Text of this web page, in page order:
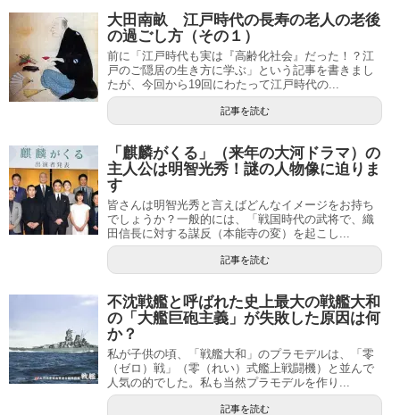
大田南畝 江戸時代の長寿の老人の老後
の過ごし方（その１）
前に「江戸時代も実は『高齢化社会』だった！？江
戸のご隠居の生き方に学ぶ」という記事を書きまし
たが、今回から19回にわたって江戸時代の...
記事を読む
「麒麟がくる」（来年の大河ドラマ）の
主人公は明智光秀！謎の人物像に迫りま
す
皆さんは明智光秀と言えばどんなイメージをお持ち
でしょうか？一般的には、「戦国時代の武将で、織
田信長に対する謀反（本能寺の変）を起こし...
記事を読む
不沈戦艦と呼ばれた史上最大の戦艦大和
の「大艦巨砲主義」が失敗した原因は何
か？
私が子供の頃、「戦艦大和」のプラモデルは、「零
（ゼロ）戦」（零（れい）式艦上戦闘機）と並んで
人気の的でした。私も当然プラモデルを作り...
記事を読む